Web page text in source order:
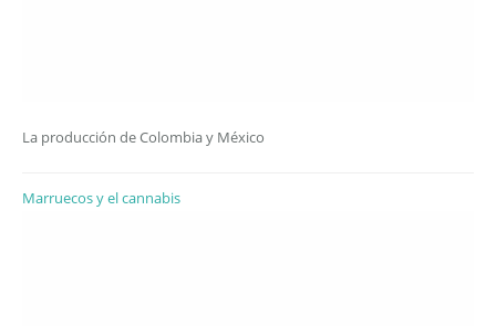
La producción de Colombia y México
Marruecos y el cannabis